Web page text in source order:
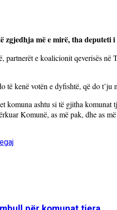
zgjedhja më e mirë, tha deputeti i
e koalicionit qeverisës
të kenë votën e dyfishtë, që dot’ju
komuna ashtu si të gjitha komunat
Komunë, as më pak, dhe as